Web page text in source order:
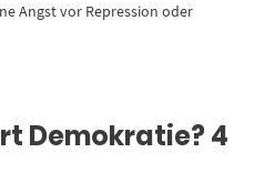
Angst vor Repression oder
Demokratie? 4